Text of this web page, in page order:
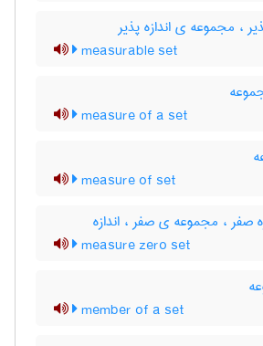
، مجموعه ی اندازه پذیر
measurable set
measure of a set
measure of set
صفر ، مجموعه ی صفر ، اندازه
measure zero set
member of a set